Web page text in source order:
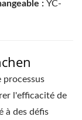
: YC-
processus
l'efficacité de
à des défis